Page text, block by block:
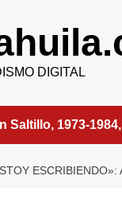
DIGITAL
Saltillo, 1973-
ESCRIBIENDO»: